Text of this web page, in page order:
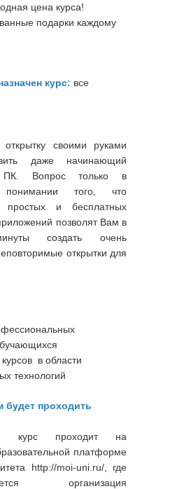
цена курса!
подарки каждому
курс: все
своими руками
даже начинающий
ПК. Вопрос только в
того, что
простых и бесплатных
позволят Вам в
создать очень
открытки для
в области
технологий
будет проходить
курс проходит на
платформе
http://moi-uni.ru/, где
организация